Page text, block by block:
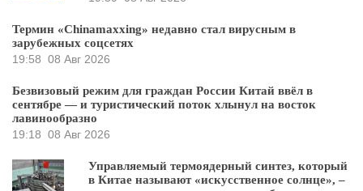
Термин «Chinamaxxing» недавно стал вирусным в
зарубежных соцсетях
19:58 08 Авг 2026
Безвизовый режим для граждан России Китай ввёл в
сентябре — и туристический поток хлынул на восток
лавинообразно
19:18 08 Авг 2026
Управляемый термоядерный синтез, который
в Китае называют «искусственное солнце», –